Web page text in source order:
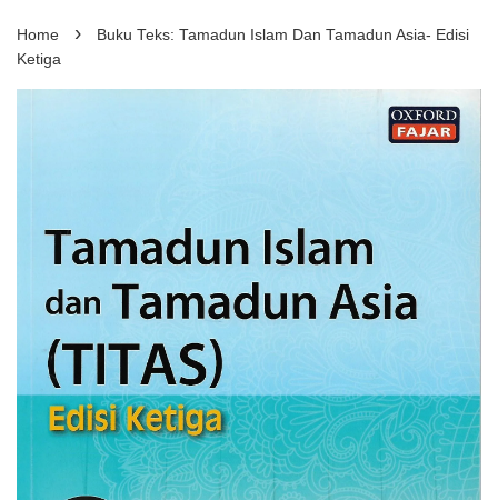
Home ›
Buku Teks: Tamadun Islam Dan Tamadun Asia- Edisi
Ketiga